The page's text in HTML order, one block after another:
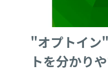
"オプトイン
トを分かり